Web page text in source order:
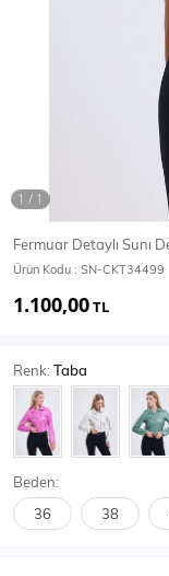
T-Shirt
Body
SPOR GİYİM
Fermuar Detaylı Sunı
Ürün Kodu : SN-CKT34499
1.100,00TL
Renk:Taba
Beden:
36 38